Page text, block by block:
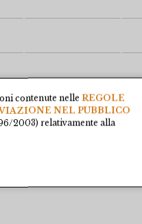
contenute nelle REGOLE
NEL PUBBLICO
2003) relativamente alla